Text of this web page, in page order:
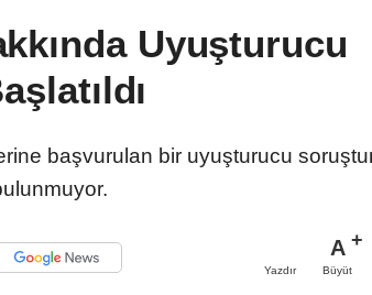
Uyuşturucu
başvurulan bir uyuşturucu
Yazdır
A
Büyüt